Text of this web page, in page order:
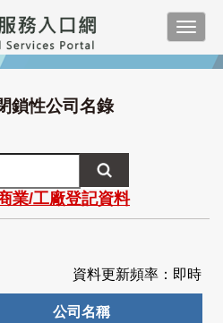
鎖性公司名錄
業/工廠登記資料
資料更新頻率：即時
公司名稱